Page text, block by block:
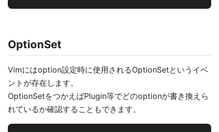
OptionSet
Vimにはoption設定時に使用されるOptionSetというイベ
ントが存在します。
OptionSetをつかえばPlugin等でどのoptionが書き換えら
れているか確認することもできます。